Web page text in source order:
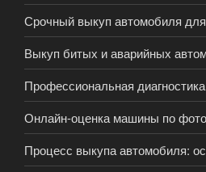
Срочный выкуп автомобиля
Выкуп битых и аварийных
Профессиональная
Онлайн-оценка машины по
Процесс выкупа автомобиля: